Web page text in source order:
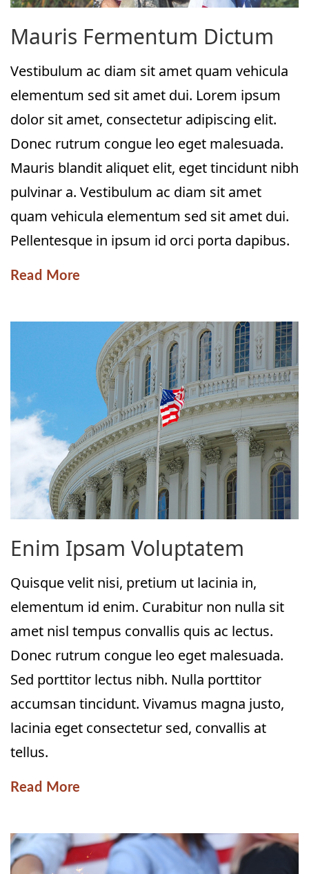
Mauris Fermentum Dictum
Vestibulum ac diam sit amet quam vehicula
elementum sed sit amet dui. Lorem ipsum
dolor sit amet, consectetur adipiscing elit.
Donec rutrum congue leo eget malesuada.
Mauris blandit aliquet elit, eget tincidunt nibh
pulvinar a. Vestibulum ac diam sit amet
quam vehicula elementum sed sit amet dui.
Pellentesque in ipsum id orci porta dapibus.
Read More
Enim Ipsam Voluptatem
Quisque velit nisi, pretium ut lacinia in,
elementum id enim. Curabitur non nulla sit
amet nisl tempus convallis quis ac lectus.
Donec rutrum congue leo eget malesuada.
Sed porttitor lectus nibh. Nulla porttitor
accumsan tincidunt. Vivamus magna justo,
lacinia eget consectetur sed, convallis at
tellus.
Read More